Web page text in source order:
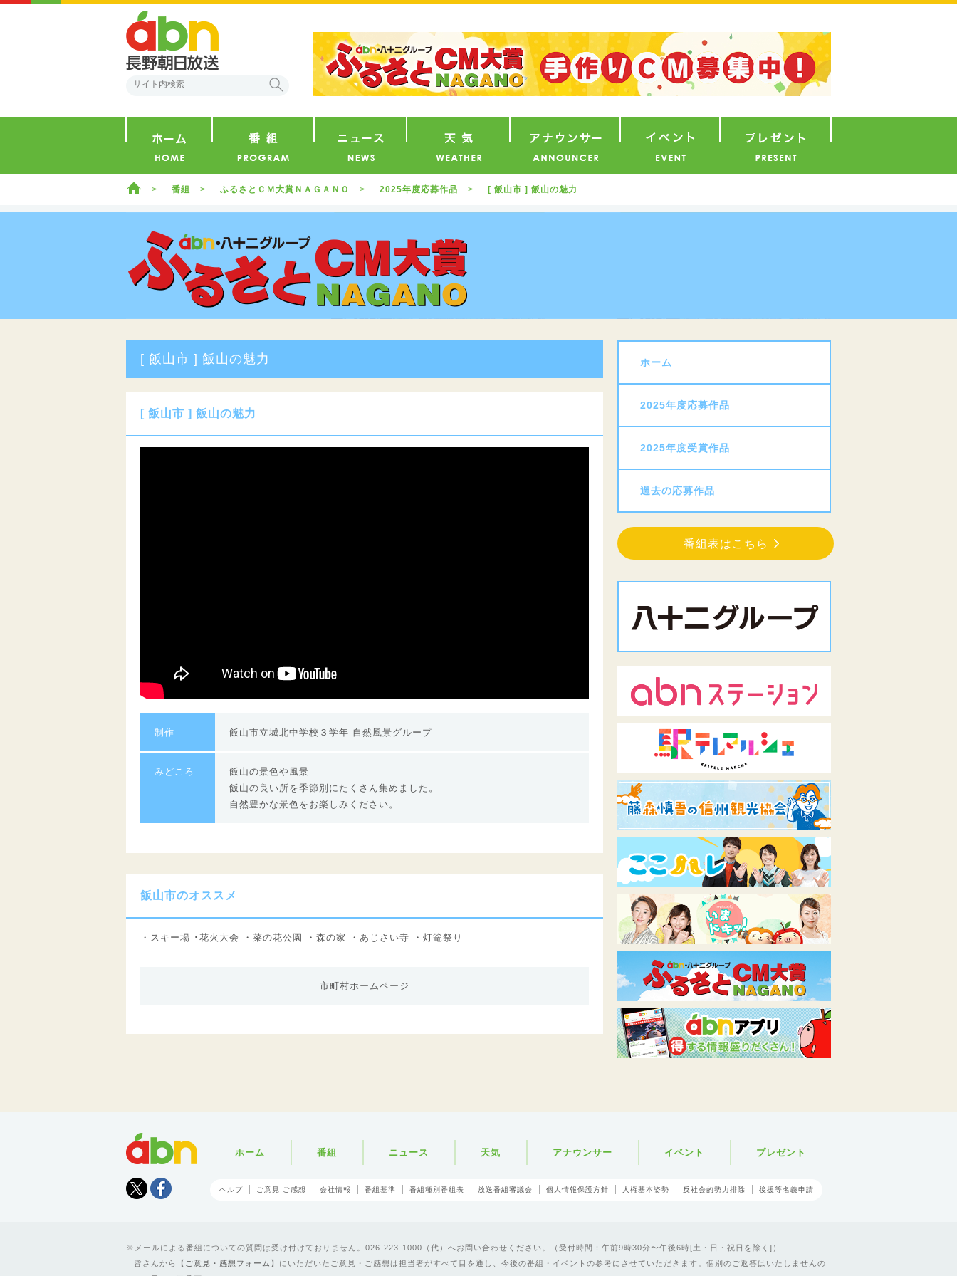
ホーム 番組 ふるさとＣＭ大賞ＮＡＧＡＮＯ 2025年度応募作品 [ 飯山市 ] 飯山の魅力
[ 飯山市 ] 飯山の魅力
[ 飯山市 ] 飯山の魅力
制作 飯山市立城北中学校３学年 自然風景グループ
みどころ
飯山の景色や風景
飯山の良い所を季節別にたくさん集めました。
自然豊かな景色をお楽しみください。
飯山市のオススメ
・スキー場 ･花火大会 ・菜の花公園 ・森の家 ・あじさい寺 ・灯篭祭り
市町村ホームページ
ホーム
2025年度応募作品
2025年度受賞作品
過去の応募作品
番組表はこちら
Tweet
ホーム 番組 ニュース 天気 アナウンサー イベント プレゼント
ヘルプ ご意見 ご感想 会社情報 番組基準 番組種別番組表 放送番組審議会 個人情報保護方針 人権基本姿勢 反社会的勢力排除 後援等名義申請
メールによる番組についての質問は受け付けておりません。026-223-1000（代）へお問い合わせください。（受付時間：午前9時30分〜午後6時[土・日・祝日を除く]）
皆さんから【 ご意見・感想フォーム 】にいただいたご意見・ご感想は担当者がすべて目を通し、今後の番組・イベントの参考にさせていただきます。個別のご返答はいたしませんの